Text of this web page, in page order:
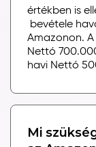
értékben is
bevétele
Amazonon.
Nettó
havi Nettó
Mi